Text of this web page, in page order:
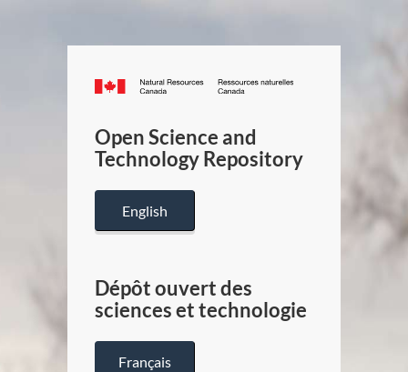
Canada.ca
/
Canada
Open Science and
Technology Repository
English
Dépôt ouvert des
sciences et technologie
Français